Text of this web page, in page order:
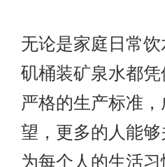
无论是家庭日常
矶桶装矿泉水都
严格的生产标准
望，更多的人能
为每个人的生活